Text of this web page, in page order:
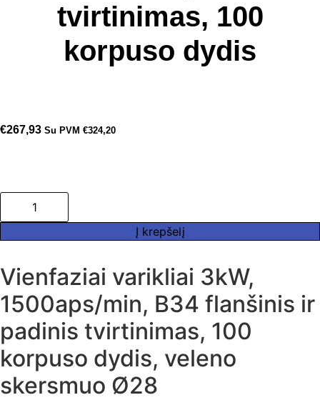
tvirtinimas, 100
korpuso dydis
€267,93 Su PVM €324,20
produkto
Asinchroninis
elektros
Promotor
3kW,
1500aps/min,
B34
flanšinis
ir
padinis
tvirtinimas,
100
korpuso
dydis
Į krepšelį
Vienfaziai varikliai 3kW,
1500aps/min, B34 flanšinis ir
padinis tvirtinimas, 100
korpuso dydis, veleno
skersmuo Ø28